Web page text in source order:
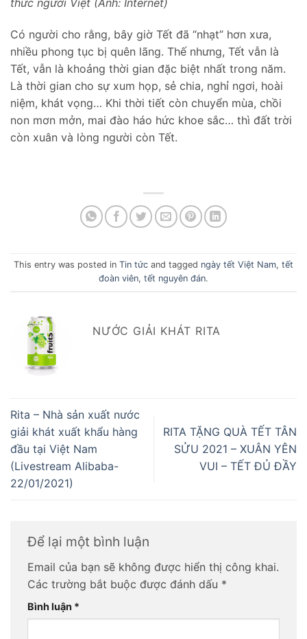
thức người Việt (Ảnh: Internet)
Có người cho rằng, bây giờ Tết đã “nhạt” hơn xưa,
nhiều phong tục bị quên lãng. Thế nhưng, Tết vẫn là
Tết, vẫn là khoảng thời gian đặc biệt nhất trong năm.
Là thời gian cho sự xum họp, sẻ chia, nghỉ ngơi, hoài
niệm, khát vọng… Khi thời tiết còn chuyển mùa, chồi
non mơn mởn, mai đào háo hức khoe sắc… thì đất trời
còn xuân và lòng người còn Tết.
This entry was posted in Tin tức and tagged ngày tết Việt Nam, tết
đoàn viên, tết nguyên đán.
NƯỚC GIẢI KHÁT RITA
Rita – Nhà sản xuất nước
giải khát xuất khẩu hàng
đầu tại Việt Nam
(Livestream Alibaba-
22/01/2021)
RITA TẶNG QUÀ TẾT TÂN
SỬU 2021 – XUÂN YÊN
VUI – TẾT ĐỦ ĐẦY
Để lại một bình luận
Email của bạn sẽ không được hiển thị công khai.
Các trường bắt buộc được đánh dấu *
Bình luận *